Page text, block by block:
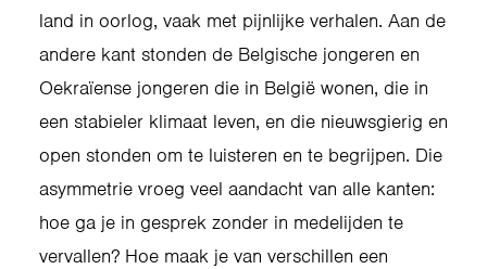
land in oorlog, vaak met pijnlijke verhalen. Aan de
andere kant stonden de Belgische jongeren en
Oekraïense jongeren die in België wonen, die in
een stabieler klimaat leven, en die nieuwsgierig en
open stonden om te luisteren en te begrijpen. Die
asymmetrie vroeg veel aandacht van alle kanten:
hoe ga je in gesprek zonder in medelijden te
vervallen? Hoe maak je van verschillen een